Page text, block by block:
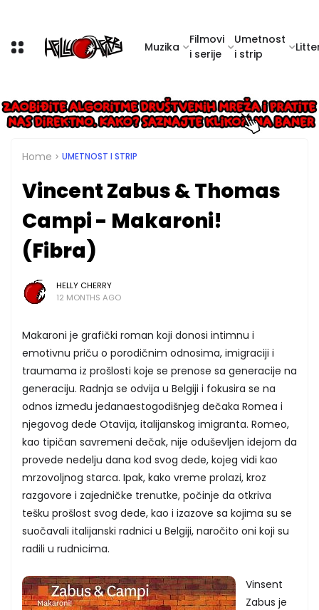
Muzika
Filmovi
i serije
Umetnost
i strip
Home UMETNOST I STRIP
Vincent Zabus & Thomas
Campi - Makaroni!
(Fibra)
HELLY CHERRY
12 MONTHS AGO
Makaroni je grafički roman koji donosi intimnu i
emotivnu priču o porodičnim odnosima, imigraciji i
traumama iz prošlosti koje se prenose sa generacije na
generaciju. Radnja se odvija u Belgiji i fokusira se na
odnos između jedanaestogodišnjeg dečaka Romea i
njegovog dede Otavija, italijanskog imigranta. Romeo,
kao tipičan savremeni dečak, nije oduševljen idejom da
provede nedelju dana kod svog dede, kojeg vidi kao
mrzovoljnog starca. Ipak, kako vreme prolazi, kroz
razgovore i zajedničke trenutke, počinje da otkriva
tešku prošlost svog dede, kao i izazove sa kojima su se
suočavali italijanski radnici u Belgiji, naročito oni koji su
radili u rudnicima.
Vinsent
Zabus je